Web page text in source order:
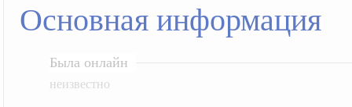
Основная информация
Была онлайн
неизвестно